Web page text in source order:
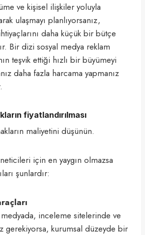
ve kişisel ilişkiler yoluyla
ulaşmayı planlıyorsanız,
daha küçük bir bütçe
Bir dizi sosyal medya reklam
teşvik ettiği hızlı bir büyümeyi
daha fazla harcama yapmanız
fiyatlandırılması
maliyetini düşünün.
için en yaygın olmazsa
şunlardır:
medyada, inceleme sitelerinde ve
gerekiyorsa, kurumsal düzeyde bir